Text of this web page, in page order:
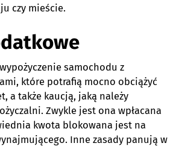
czy mieście.
samochodu z
które potrafią mocno obciążyć
a także kaucją, jaką należy
Zwykle jest ona wpłacana
kwota blokowana jest na
Inne zasady panują w